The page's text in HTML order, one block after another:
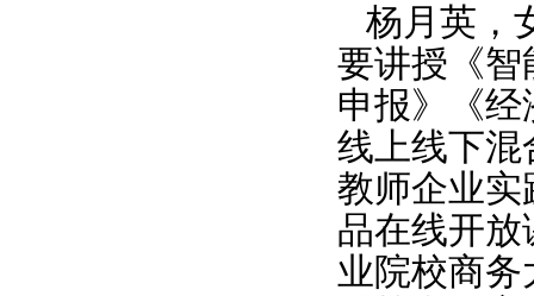
杨月英，
要讲授《智
申报》《
线上线下混
教师企业实
品在线开
业院校商